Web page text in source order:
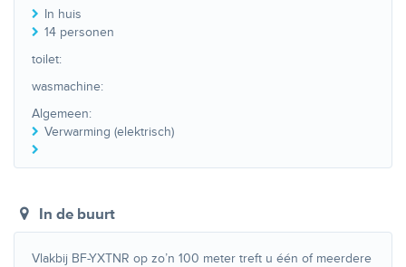
In huis
14 personen
toilet:
wasmachine:
Algemeen:
Verwarming (elektrisch)
In de buurt
Vlakbij BF-YXTNR op zo’n 100 meter treft u één of meerdere